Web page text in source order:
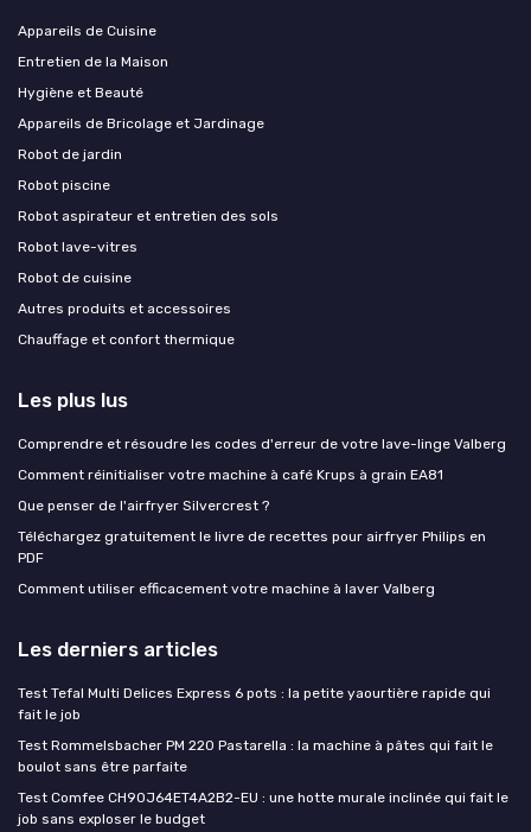
Appareils de Cuisine
Entretien de la Maison
Hygiène et Beauté
Appareils de Bricolage et Jardinage
Robot de jardin
Robot piscine
Robot aspirateur et entretien des sols
Robot lave-vitres
Robot de cuisine
Autres produits et accessoires
Chauffage et confort thermique
Les plus lus
Comprendre et résoudre les codes d'erreur de votre lave-linge Valberg
Comment réinitialiser votre machine à café Krups à grain EA81
Que penser de l'airfryer Silvercrest ?
Téléchargez gratuitement le livre de recettes pour airfryer Philips en
PDF
Comment utiliser efficacement votre machine à laver Valberg
Les derniers articles
Test Tefal Multi Delices Express 6 pots : la petite yaourtière rapide qui
fait le job
Test Rommelsbacher PM 220 Pastarella : la machine à pâtes qui fait le
boulot sans être parfaite
Test Comfee CH90J64ET4A2B2-EU : une hotte murale inclinée qui fait le
job sans exploser le budget